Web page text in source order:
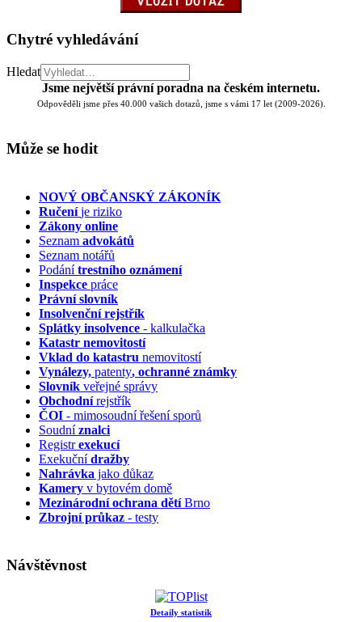
Chytré vyhledávání
Hledat
Jsme největší právní poradna na českém internetu.
Odpověděli jsme přes 40.000 vašich dotazů, jsme s vámi 17 let (2009-2026).
Může se hodit
NOVÝ OBČANSKÝ ZÁKONÍK
Ručeníje riziko
Zákony online
Seznam advokátů
Seznam notářů
Podánítrestního oznámení
Inspekce práce
Právní slovník
Insolvenčnírejstřík
Splátky insolvence - kalkulačka
Katastr nemovitostí
Vklad do katastru nemovitostí
Vynálezy, patenty, ochranné známky
Slovník veřejné správy
Obchodnírejstřík
ČOI - mimosoudní řešení sporů
Soudníznalci
Registrexekucí
Exekučnídražby
Nahrávka jako důkaz
Kamery v bytovém domě
Mezinárodní ochrana dětíBrno
Zbrojní průkaz - testy
Návštěvnost
Detaily statistik